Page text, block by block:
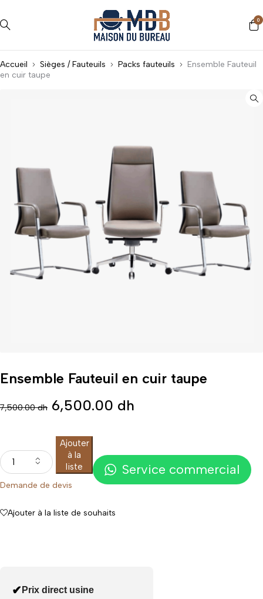
0
Accueil Sièges / Fauteuils Packs fauteuils
Ensemble Fauteuil
en cuir taupe
Ensemble Fauteuil en cuir taupe
7,500.00dh 6,500.00 dh
Ajouter
à la
liste
Demande de devis
Service commercial
Ajouter à la liste de souhaits
✔ Prix direct usine